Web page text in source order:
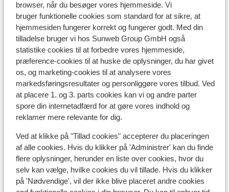
browser, når du besøger vores hjemmeside. Vi
bruger funktionelle cookies som standard for at sikre, at
hjemmesiden fungerer korrekt og fungerer godt. Med din
tilladelse bruger vi hos Sunweb Group GmbH også
statistike cookies til at forbedre vores hjemmeside,
præference-cookies til at huske de oplysninger, du har givet
os, og marketing-cookies til at analysere vores
markedsføringsresultater og personliggøre vores tilbud. Ved
at placere 1. og 3. parts cookies kan vi og andre parter
spore din internetadfærd for at gøre vores indhold og
reklamer mere relevante for dig.
Ved at klikke på "Tillad cookies" accepterer du placeringen
af alle cookies. Hvis du klikker på 'Administrer' kan du finde
flere oplysninger, herunder en liste over cookies, hvor du
selv kan vælge, hvilke cookies du vil tillade. Hvis du klikker
på 'Nødvendige', vil der ikke blive placeret andre cookies
Se på kort
I området
Afstand til centrum: ca. 100 meter, ischgl: ca. 9
kilometer
münchen: ca. 325 kilometer, zürich ca. 206
kilometer
Afstand til togstation bahnhof landeck: ca. 40
kilometer
Afstand til busstoppested til skilift ca. 100 meter